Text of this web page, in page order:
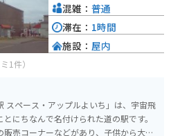
1件）
スペース・アップルよいち」は、宇宙飛
にちなんで名付けられた道の駅です。
売コーナーなどがあり、子供から大人
混雑： 普通
滞在： 1時間
施設： 屋内